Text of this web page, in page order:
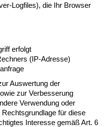
Logfiles), die Ihr Browser
erfolgt
(IP-Adresse)
Auswertung der
zur Verbesserung
Verwendung oder
für diese
Interesse gemäß Art. 6